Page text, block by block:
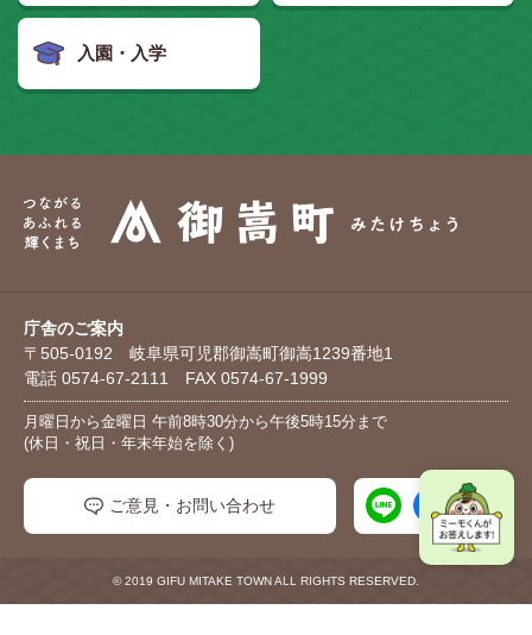
入園・入学
庁舎のご案内
〒505-0192 岐阜県可児郡御嵩町御嵩1239番地1
電話 0574-67-2111 FAX 0574-67-1999
月曜日から金曜日 午前8時30分から午後5時15分まで
(休日・祝日・年末年始を除く)
ご意見・お問い合わせ
© 2019 GIFU MITAKE TOWN ALL RIGHTS RESERVED.